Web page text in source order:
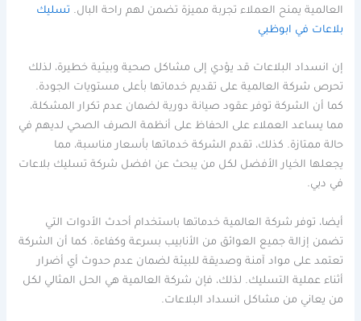
العالمية يمنح العملاء تجربة مميزة تضمن لهم راحة البال. تسليك
بلاعات في ابوظبي
إن انسداد البلاعات قد يؤدي إلى مشاكل صحية وبيئية خطيرة، لذلك
تحرص شركة العالمية على تقديم خدماتها بأعلى مستويات الجودة.
كما أن الشركة توفر عقود صيانة دورية لضمان عدم تكرار المشكلة،
مما يساعد العملاء على الحفاظ على أنظمة الصرف الصحي لديهم في
حالة ممتازة. كذلك، تقدم الشركة خدماتها بأسعار مناسبة، مما
يجعلها الخيار الأفضل لكل من يبحث عن افضل شركة تسليك بلاعات
في دبي.
أيضا، توفر شركة العالمية خدماتها باستخدام أحدث الأدوات التي
تضمن إزالة جميع العوائق من الأنابيب بسرعة وكفاءة. كما أن الشركة
تعتمد على مواد آمنة وصديقة للبيئة لضمان عدم حدوث أي أضرار
أثناء عملية التسليك. لذلك، فإن شركة العالمية هي الحل المثالي لكل
من يعاني من مشاكل انسداد البلاعات.